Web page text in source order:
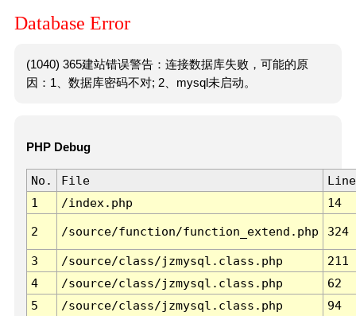
Database Error
(1040) 365建站错误警告：连接数据库失败，可能的原
因：1、数据库密码不对; 2、mysql未启动。
PHP Debug
No. File
Line
1
/index.php 14
2 /source/function/function_extend.php 324
3 /source/class/jzmysql.class.php
211
4
/source/class/jzmysql.class.php
62
5
/source/class/jzmysql.class.php
94